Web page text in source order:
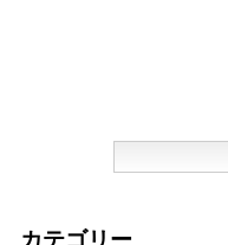
検
カテゴリー